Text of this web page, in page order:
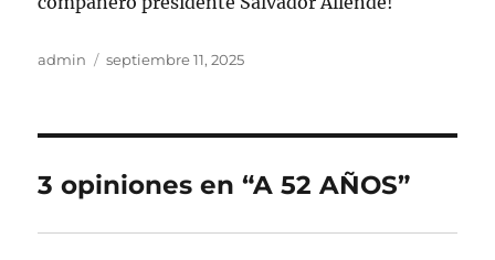
Autor
admin
Publicado
septiembre 11, 2025
3 opiniones en “A 52 AÑOS”